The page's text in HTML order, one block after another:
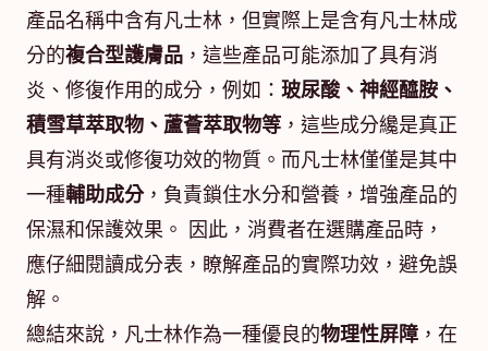
產品名稱中含有凡士林，但實際上是含有凡士林成
分的複合型護膚品 ，這些產品可能添加了具有消
炎、修復作用的成分，例如： 玻尿酸、神經醯胺、
積雪草萃取物、蘆薈萃取物等 ，這些成分纔是真正
具有消炎或修復功效的物質。而凡士林僅僅是其中
一種輔助成分，負責鎖住水分和營養，增強產品的
保濕和保護效果。 因此，消費者在選購產品時，
應仔細閱讀成分表，瞭解產品的實際功效，避免誤
解。
總結來說，凡士林作為一種優良的物理性屏障 ，在